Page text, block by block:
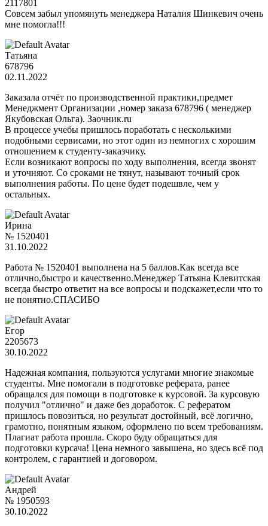
2117801
Совсем забыл упомянуть менеджера Наталия Шинкевич очень
мне помогла!!!
Татьяна
678796
02.11.2022
Заказала отчёт по производственной практики,предмет
Менеджмент Организации ,номер заказа 678796 ( менеджер
Якубовская Ольга). Заочник.ru
В процессе учебы пришлось поработать с несколькими
подобными сервисами, но этот один из немногих с хорошим
отношением к студенту-заказчику.
Если возникают вопросы по ходу выполнения, всегда звонят
и уточняют. Со сроками не тянут, называют точный срок
выполнения работы. По цене будет подешвле, чем у
остальных.
Ирина
№ 1520401
31.10.2022
Работа № 1520401 выполнена на 5 баллов.Как всегда все
отлично,быстро и качественно.Менеджер Татьяна Клевитская
всегда быстро ответит на все вопросы и подскажет,если что то
не понятно.СПАСИБО
Егор
2205673
30.10.2022
Надежная компания, пользуются услугами многие знакомые
студенты. Мне помогали в подготовке реферата, ранее
обращался для помощи в подготовке к курсовой. За курсовую
получил "отлично" и даже без доработок. С рефератом
пришлось повозиться, но результат достойный, всё логично,
грамотно, понятным языком, оформлено по всем требованиям.
Плагиат работа прошла. Скоро буду обращаться для
подготовки курсача! Цена немного завышена, но здесь всё под
контролем, с гарантией и договором.
Андрей
№ 1950593
30.10.2022